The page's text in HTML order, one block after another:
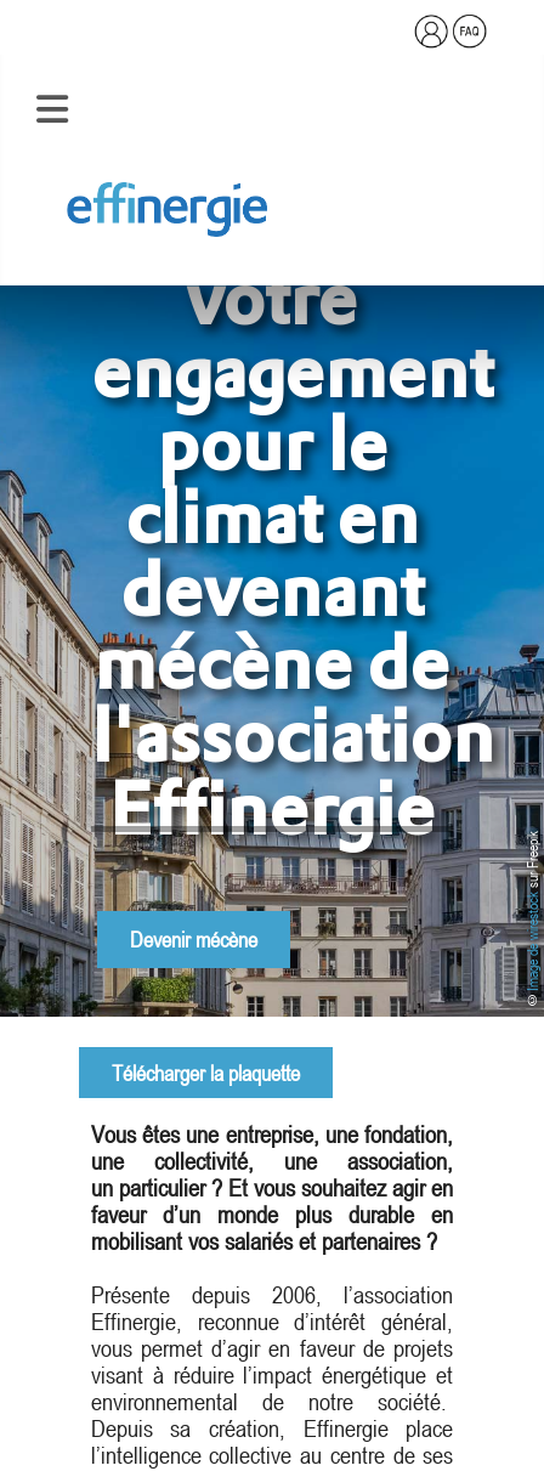
Renforcez
votre
engagement
pour le
climat en
devenant
mécène de
l'association
Effinergie
Devenir mécène
©
Image de wirestock
sur Freepik
Télécharger la plaquette
Vous êtes une entreprise, une fondation,
une collectivité, une association,
un particulier ? Et vous souhaitez agir en
faveur d’un monde plus durable en
mobilisant vos salariés et partenaires ?
Présente depuis 2006, l’association
Effinergie, reconnue d’intérêt général,
vous permet d’agir en faveur de projets
visant à réduire l’impact énergétique et
environnemental de notre société.
Depuis sa création, Effinergie place
l’intelligence collective au centre de ses